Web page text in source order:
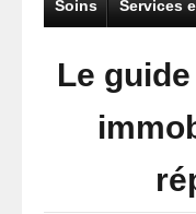
Soins Services
Le